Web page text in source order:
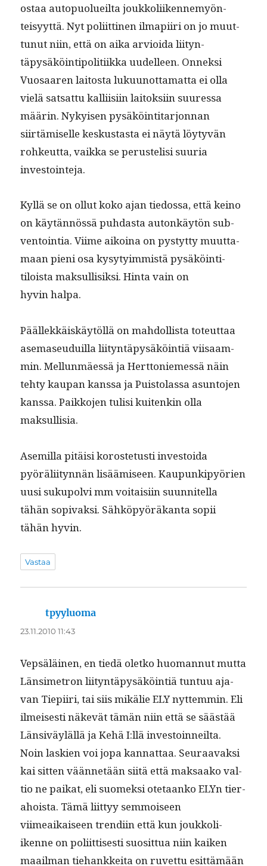
ostaa autop­uolueil­ta joukkoli­iken­nemyön­
teisyyt­tä. Nyt poli­it­ti­nen ilmapi­iri on jo muut­
tunut niin, että on aika arvioi­da liityn­
täpysäköin­tipoli­ti­ik­ka uudelleen. Onnek­si
Vuosaaren laitos­ta luku­unot­ta­mat­ta ei olla
vielä sat­sat­tu kalli­isi­in laitok­si­in suures­sa
määrin. Nykyisen pysäköin­ti­tar­jon­nan
siirtämiselle keskus­tas­ta ei näytä löy­tyvän
rohkeut­ta, vaik­ka se perustelisi suuria
investointeja.
Kyl­lä se on ollut koko ajan tiedos­sa, että keino
on käytän­nössä puh­das­ta autonkäytön sub­
ven­toin­tia. Viime aikoina on pystyt­ty muut­ta­
maan pieni osa kysy­ty­im­mistä pysäköin­ti­
tiloista mak­sullisik­si. Hin­ta vain on
hyvin halpa.
Päällekkäiskäytöl­lä on mah­dol­lista toteut­taa
ase­maseuduil­la liityn­täpysäköin­tiä viisaam­
min. Mel­lun­mäessä ja Hert­toniemessä näin
tehty kau­pan kanssa ja Puis­to­las­sa asun­to­jen
kanssa. Paikko­jen tulisi kuitenkin olla
maksullisia.
Asemil­la pitäisi koroste­tusti investoi­da
pyöräli­ityn­nän lisäämiseen. Kaupunkipyörien
uusi sukupolvi mm voitaisi­in suun­nitel­la
tähän sopi­vak­si. Sähköpyöräkan­ta sopii
tähän hyvin.
Vastaa
tpyyluoma
23.11.2010 11:43
Vep­säläi­nen, en tiedä oletko huo­man­nut mut­ta
Län­simetron liityn­täpysäköin­tiä tun­tuu aja­
van Tiepi­iri, tai siis mikälie ELY nyt­tem­min. Eli
ilmeis­es­ti näkevät tämän niin että se säästää
Län­siväyläl­lä ja Kehä I:llä investoin­neil­ta.
Noin lask­ien voi jopa kan­nat­taa. Seu­raavak­si
kai sit­ten vään­netään siitä että mak­saako val­
tio ne paikat, eli suomek­si ote­taanko ELYn tier­
a­hoista. Tämä liit­tyy sem­moi­seen
viimeaikaiseen trendi­in että kun joukkoli­
ikenne on poli­it­tis­es­ti suosit­tua niin kaiken
maail­man tiehankkei­ta on ruvet­tu esit­tämään